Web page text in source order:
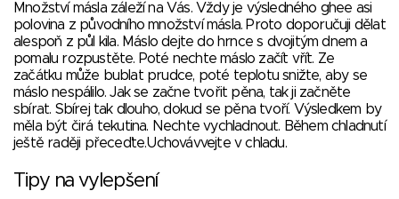
Množství másla záleží na Vás. Vždy je výsledného ghee asi
polovina z původního množství másla. Proto doporučuji dělat
alespoň z půl kila. Máslo dejte do hrnce s dvojitým dnem a
pomalu rozpustěte. Poté nechte máslo začít vřít. Ze
začátku může bublat prudce, poté teplotu snižte, aby se
máslo nespálilo. Jak se začne tvořit pěna, tak ji začněte
sbírat. Sbírej tak dlouho, dokud se pěna tvoří. Výsledkem by
měla být čirá tekutina. Nechte vychladnout. Během chladnutí
ještě raději přeceďte.Uchovávvejte v chladu.
Tipy na vylepšení